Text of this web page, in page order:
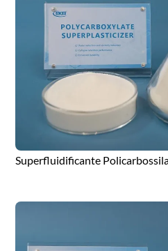
Superfluidificante